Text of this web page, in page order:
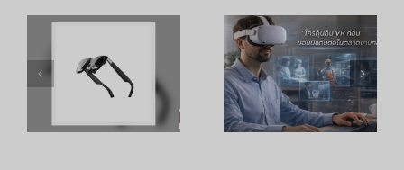
Metaverse:
โอกาสทองที่
คุณเตรียมตัว
เพิ่ม
ประสิทธิภาพ
การเรียนรู้
ของพนักงาน
ด้วย